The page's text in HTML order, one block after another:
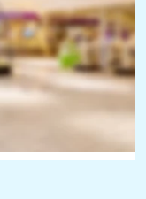
Drogerie,
Brillen,
Elektronik,
Garten & Freizeit